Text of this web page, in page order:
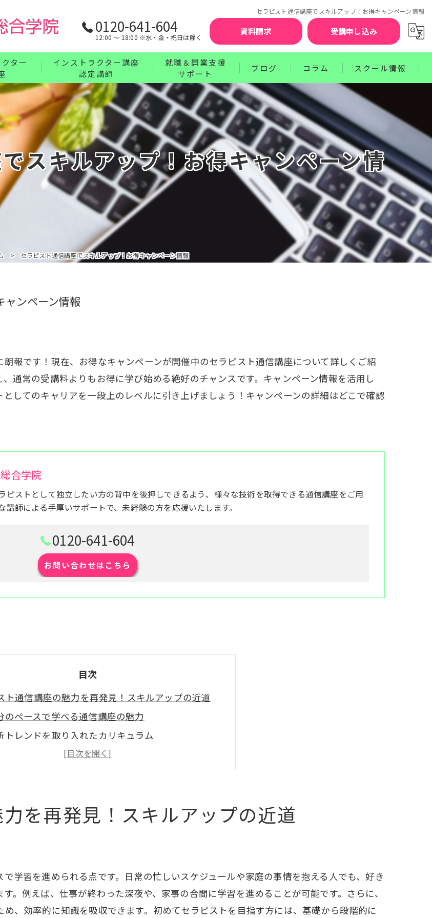
セラピスト通信講座でスキルアップ！お得キャンペーン情報
0120-641-604
12:00 〜 18:00 ※水・金・祝日は除く
資料請求 受講申し込み
ター
て
インストラクター講座
認定講師
リンパ・ボディケア・整体・腸もみインストラクターコース
フェイス・ヘッド・耳つぼインストラクターコース
ハンドインストラクターコース
フットインストラクターコース
まとめてお得なインストラクターセットコース
インストラクター講座について
インストラクターを追加受講の方はこちら
就職＆開業支援
サポート
業界最強のサポート
充実の教育プログラム
ブログ
お知らせ
ワンポイントレッスン
コラム スクール情報
セラピスト賠償責任補償制度
講師紹介
受講前の不安を解消するQ&A
お申込みから資格取得までのステップ
受講生の声
卒業生の声
受講料のお支払方法
W資格と就職サポート
スキルアップ！お得キャンペーン情
セラピスト通信講座でスキルアップ！お得キャンペーン情報
ャンペーン情報
報です！現在、お得なキャンペーンが開催中のセラピスト通信講座について詳しくご紹
通常の受講料よりもお得に学び始める絶好のチャンスです。キャンペーン情報を活用し
してのキャリアを一段上のレベルに引き上げましょう！キャンペーンの詳細はどこで確認
合学院
ピストとして独立したい方の背中を後押しできるよう、様々な技術を取得できる通信講座をご用
講師による手厚いサポートで、未経験の方を応援いたします。
0120-641-604
お問い合わせはこちら
目次
ト通信講座の魅力を再発見！スキルアップの近道
のペースで学べる通信講座の魅力
トレンドを取り入れたカリキュラム
ピストとしての幅広いスキル習得
で注目される資格の取得方法
的な学び方を活用してスキルアップ
サイトでの最新情報の確認
を活用したお得情報の収集
を再発見！スキルアップの近道
学習を進められる点です。日常の忙しいスケジュールや家庭の事情を抱える人でも、好き
。例えば、仕事が終わった深夜や、家事の合間に学習を進めることが可能です。さらに、
、効率的に知識を吸収できます。初めてセラピストを目指す方には、基礎から段階的に